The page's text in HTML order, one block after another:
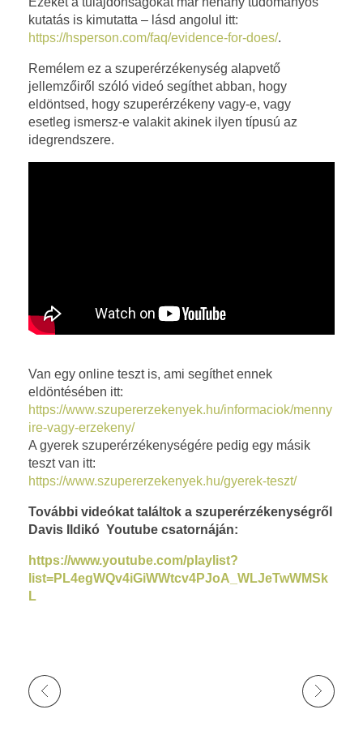
g
a
l
a
p
j
e
l
l
e
m
ő
kutatás is kimutatta – lásd angolul itt:
https://hsperson.com/faq/evidence-for-does/.
Remélem ez a szuperérzékenység alapvető
jellemzőiről szóló videó segíthet abban, hogy
eldöntsed, hogy szuperérzékeny vagy-e, vagy
esetleg ismersz-e valakit akinek ilyen típusú az
idegrendszere.
Van egy online teszt is, ami segíthet ennek
eldöntésében itt:
https://www.szupererzekenyek.hu/informaciok/menny
ire-vagy-erzekeny/
A gyerek szuperérzékenységére pedig egy másik
teszt van itt:
https://www.szupererzekenyek.hu/gyerek-teszt/
További videókat találtok a szuperérzékenységről
Davis Ildikó Youtube csatornáján:
https://www.youtube.com/playlist?
list=PL4egWQv4iGiWWtcv4PJoA_WLJeTwWMSk
L